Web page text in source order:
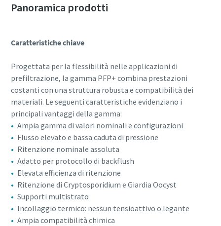
Panoramica prodotti
Caratteristiche chiave
Progettata per la flessibilità nelle applicazioni di
prefiltrazione, la gamma PFP+ combina prestazioni
costanti con una struttura robusta e compatibilità dei
materiali. Le seguenti caratteristiche evidenziano i
principali vantaggi della gamma:
Ampia gamma di valori nominali e configurazioni
Flusso elevato e bassa caduta di pressione
Ritenzione nominale assoluta
Adatto per protocollo di backflush
Elevata efficienza di ritenzione
Ritenzione di Cryptosporidium e Giardia Oocyst
Supporti multistrato
Incollaggio termico: nessun tensioattivo o legante
Ampia compatibilità chimica